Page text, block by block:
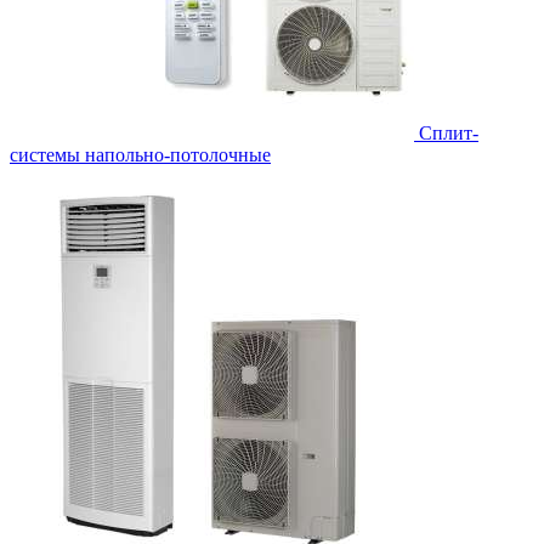
Сплит-
системы напольно-потолочные